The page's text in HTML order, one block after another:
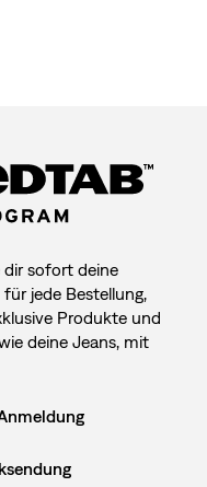
sofort deine
jede Bestellung,
Produkte und
deine Jeans, mit